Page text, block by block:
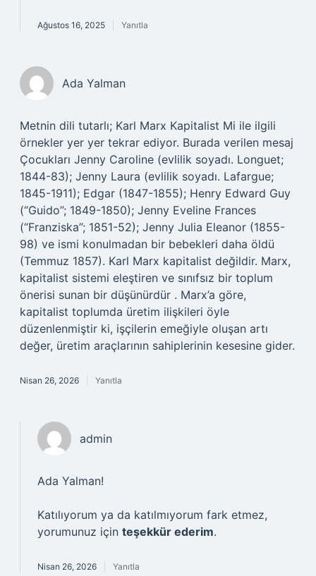
Ağustos 16, 2025 Yanıtla
Ada Yalman
Metnin dili tutarlı; Karl Marx Kapitalist Mi ile ilgili
örnekler yer yer tekrar ediyor. Burada verilen mesaj
Çocukları Jenny Caroline (evlilik soyadı. Longuet;
1844-83); Jenny Laura (evlilik soyadı. Lafargue;
1845-1911); Edgar (1847-1855); Henry Edward Guy
(“Guido”; 1849-1850); Jenny Eveline Frances
(“Franziska”; 1851-52); Jenny Julia Eleanor (1855-
98) ve ismi konulmadan bir bebekleri daha öldü
(Temmuz 1857). Karl Marx kapitalist değildir. Marx,
kapitalist sistemi eleştiren ve sınıfsız bir toplum
önerisi sunan bir düşünürdür . Marx’a göre,
kapitalist toplumda üretim ilişkileri öyle
düzenlenmiştir ki, işçilerin emeğiyle oluşan artı
değer, üretim araçlarının sahiplerinin kesesine gider.
Nisan 26, 2026 Yanıtla
admin
Ada Yalman!
Katılıyorum ya da katılmıyorum fark etmez,
yorumunuz için teşekkür ederim.
Nisan 26, 2026 Yanıtla